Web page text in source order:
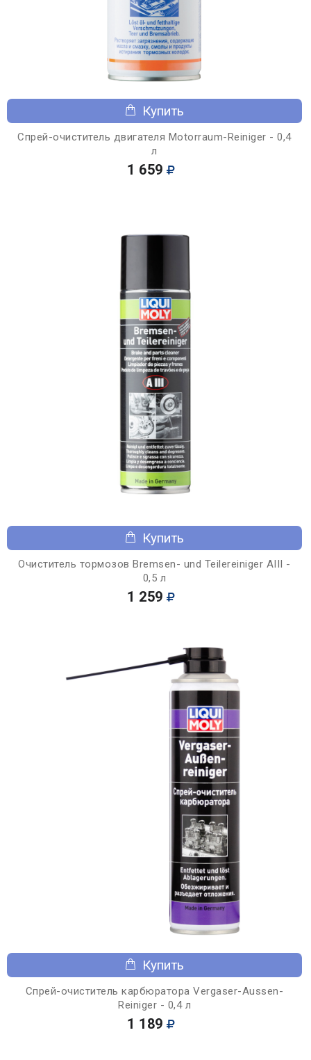
Купить
Спрей-очиститель двигателя Motorraum-Reiniger - 0,4
л
1 659
Купить
Очиститель тормозов Bremsen- und Teilereiniger AIII -
0,5 л
1 259
Купить
Спрей-очиститель карбюратора Vergaser-Aussen-
Reiniger - 0,4 л
1 189